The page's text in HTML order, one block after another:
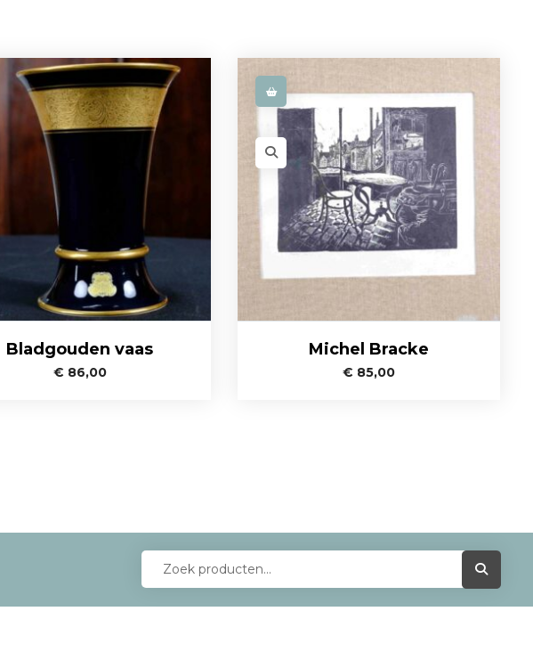
Bladgouden vaas
€ 86,00
Michel Bracke
€ 85,00